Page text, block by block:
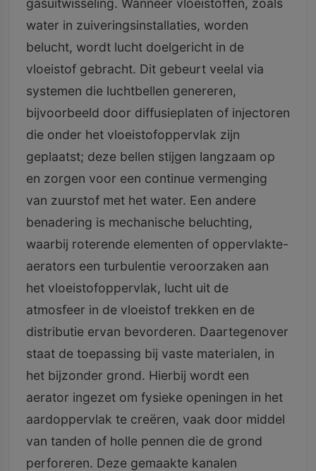
gasuitwisseling. Wanneer vloeistoffen, zoals
water in zuiveringsinstallaties, worden
belucht, wordt lucht doelgericht in de
vloeistof gebracht. Dit gebeurt veelal via
systemen die luchtbellen genereren,
bijvoorbeeld door diffusieplaten of injectoren
die onder het vloeistofoppervlak zijn
geplaatst; deze bellen stijgen langzaam op
en zorgen voor een continue vermenging
van zuurstof met het water. Een andere
benadering is mechanische beluchting,
waarbij roterende elementen of oppervlakte-
aerators een turbulentie veroorzaken aan
het vloeistofoppervlak, lucht uit de
atmosfeer in de vloeistof trekken en de
distributie ervan bevorderen. Daartegenover
staat de toepassing bij vaste materialen, in
het bijzonder grond. Hierbij wordt een
aerator ingezet om fysieke openingen in het
aardoppervlak te creëren, vaak door middel
van tanden of holle pennen die de grond
perforeren. Deze gemaakte kanalen